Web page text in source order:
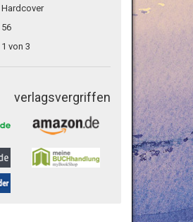
Hardcover
56
1 von 3
verlagsvergriffen